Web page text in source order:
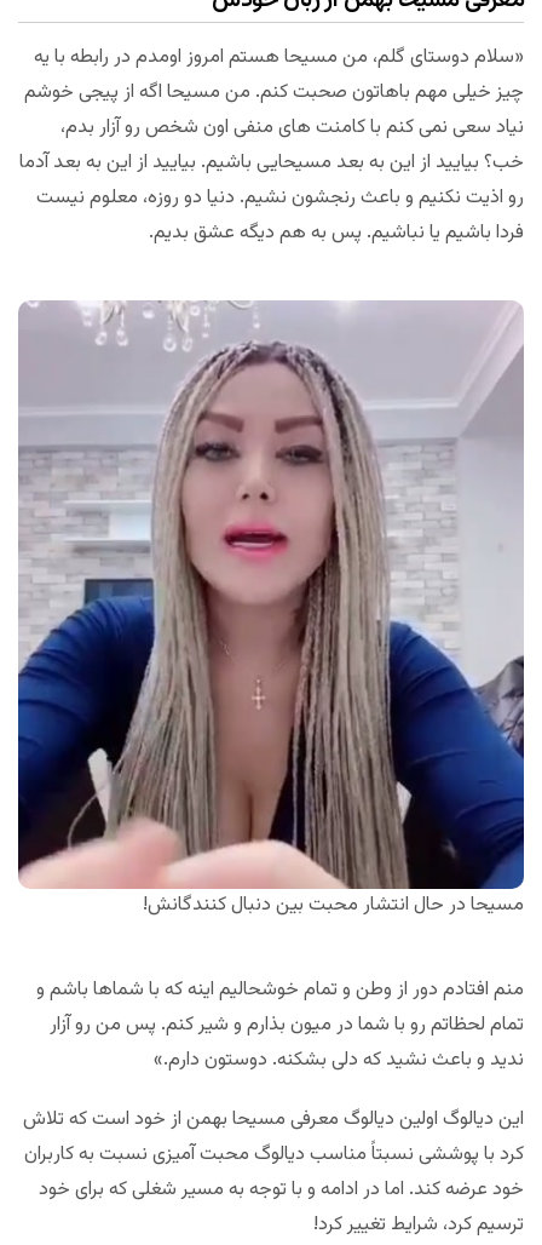
«سلام دوستای گلم، من مسیحا هستم امروز اومدم در رابطه با یه
چیز خیلی مهم باهاتون صحبت کنم. من مسیحا اگه از پیجی خوشم
نیاد سعی نمی کنم با کامنت های منفی اون شخص رو آزار بدم،
خب؟ بیایید از این به بعد مسیحایی باشیم. بیایید از این به بعد آدما
رو اذیت نکنیم و باعث رنجشون نشیم. دنیا دو روزه، معلوم نیست
فردا باشیم یا نباشیم. پس به هم دیگه عشق بدیم.
مسیحا در حال انتشار محبت بین دنبال کنندگانش!
منم افتادم دور از وطن و تمام خوشحالیم اینه که با شماها باشم و
تمام لحظاتم رو با شما در میون بذارم و شیر کنم. پس من رو آزار
ندید و باعث نشید که دلی بشکنه. دوستون دارم.»
این دیالوگ اولین دیالوگ معرفی مسیحا بهمن از خود است که تلاش
کرد با پوششی نسبتاً مناسب دیالوگ محبت آمیزی نسبت به کاربران
خود عرضه کند. اما در ادامه و با توجه به مسیر شغلی که برای خود
ترسیم کرد، شرایط تغییر کرد!